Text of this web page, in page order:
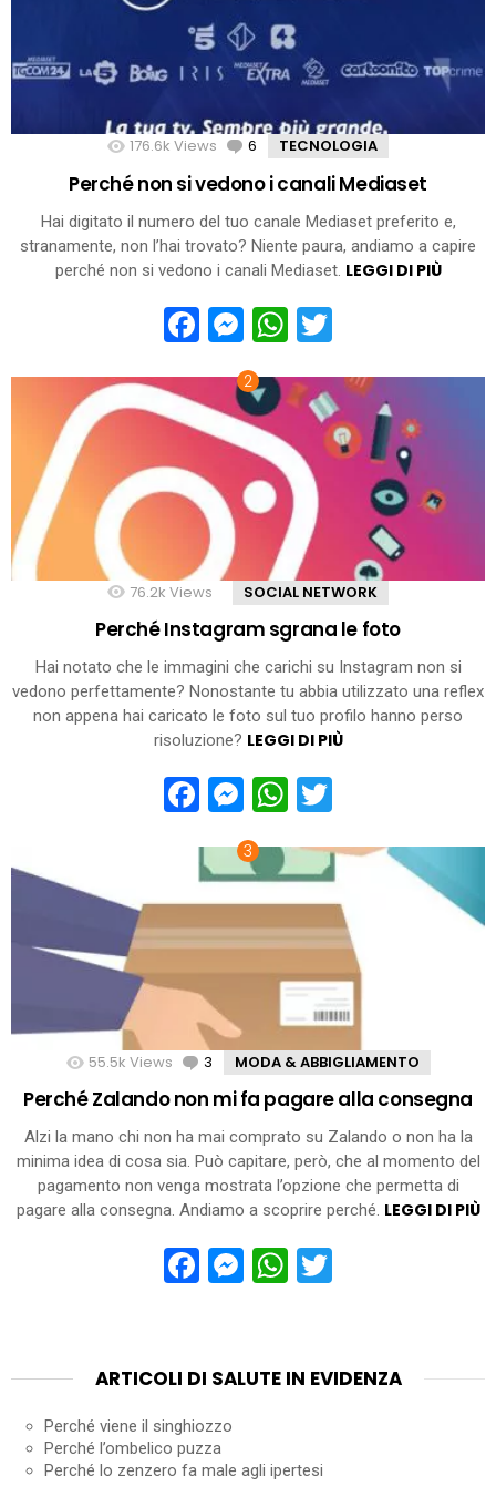
176.6k Views 6 Comments
TECNOLOGIA
Perché non si vedono i canali Mediaset
Hai digitato il numero del tuo canale Mediaset preferito e,
stranamente, non l’hai trovato? Niente paura, andiamo a capire
perché non si vedono i canali Mediaset. LEGGI DI PIÙ
Facebook
Messenger
WhatsApp
76.2k Views SOCIAL NETWORK
Perché Instagram sgrana le foto
Hai notato che le immagini che carichi su Instagram non si
vedono perfettamente? Nonostante tu abbia utilizzato una reflex
non appena hai caricato le foto sul tuo profilo hanno perso
risoluzione? LEGGI DI PIÙ
Facebook
Messenger
WhatsApp
55.5k Views 3 Comments
MODA & ABBIGLIAMENTO
Perché Zalando non mi fa pagare alla consegna
Alzi la mano chi non ha mai comprato su Zalando o non ha la
minima idea di cosa sia. Può capitare, però, che al momento del
pagamento non venga mostrata l’opzione che permetta di
pagare alla consegna. Andiamo a scoprire perché. LEGGI DI PIÙ
Facebook
Messenger
WhatsApp
ARTICOLI DI SALUTE IN EVIDENZA
Perché viene il singhiozzo
Perché l’ombelico puzza
Perché lo zenzero fa male agli ipertesi